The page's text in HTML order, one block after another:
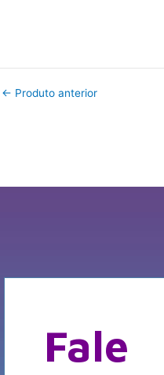
← Produto anterior
Fale